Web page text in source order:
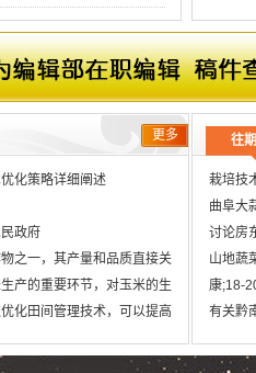
2026-07-02
往
栽培技
曲阜大
讨论房
山地蔬
康;18-
有关黔
农技推
更多
化策略详细阐述
政府
之一，其产量和品质直接关
产的重要环节，对玉米的生
化田间管理技术，可以提高
苗期管理、拔节孕穗期管